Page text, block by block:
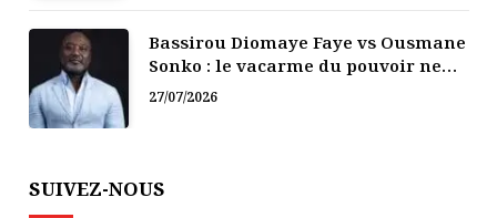
Bassirou Diomaye Faye vs Ousmane
Sonko : le vacarme du pouvoir ne
doit pas faire oublier les liens de la
27/07/2026
SUIVEZ-NOUS